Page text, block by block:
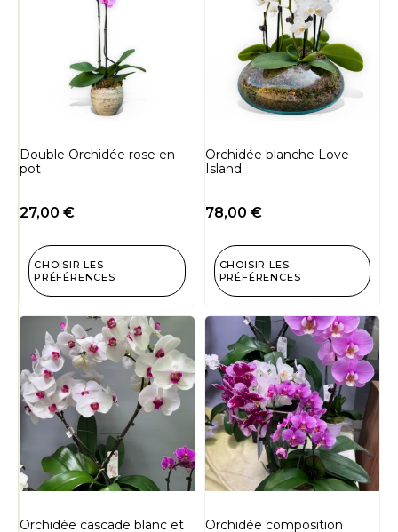
Double Orchidée rose en
pot
27,00 €
CHOISIR LES
PRÉFÉRENCES
Orchidée blanche Love
Island
78,00 €
CHOISIR LES
PRÉFÉRENCES
Orchidée cascade blanc et
Orchidée composition